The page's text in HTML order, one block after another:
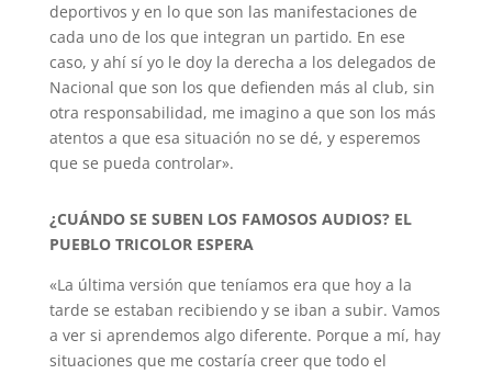
deportivos y en lo que son las manifestaciones de
cada uno de los que integran un partido. En ese
caso, y ahí sí yo le doy la derecha a los delegados de
Nacional que son los que defienden más al club, sin
otra responsabilidad, me imagino a que son los más
atentos a que esa situación no se dé, y esperemos
que se pueda controlar».
¿CUÁNDO SE SUBEN LOS FAMOSOS AUDIOS? EL
PUEBLO TRICOLOR ESPERA
«La última versión que teníamos era que hoy a la
tarde se estaban recibiendo y se iban a subir. Vamos
a ver si aprendemos algo diferente. Porque a mí, hay
situaciones que me costaría creer que todo el